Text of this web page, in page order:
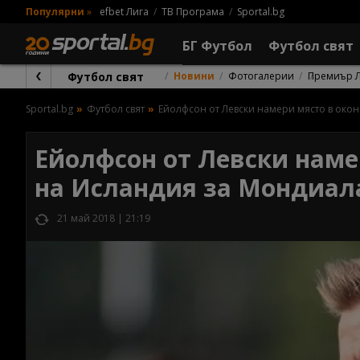
Популярни » efbet Лига ТВ Програма Sportal.bg
БГ Футбол Футбол свят
Футбол свят Новини Фотогалерии Премиър
Sportal.bg Футбол свят Ейолфсон от Левски намери място в
Ейолфсон от Левски
на Исландия за
21 май 2018 | 21:19